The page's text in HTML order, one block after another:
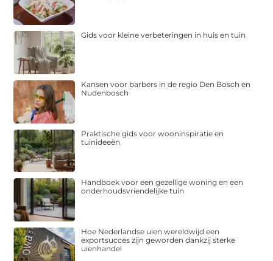
Gids voor kleine verbeteringen in huis en tuin
Kansen voor barbers in de regio Den Bosch en
Nudenbosch
Praktische gids voor wooninspiratie en
tuinideeën
Handboek voor een gezellige woning en een
onderhoudsvriendelijke tuin
Hoe Nederlandse uien wereldwijd een
exportsucces zijn geworden dankzij sterke
uienhandel